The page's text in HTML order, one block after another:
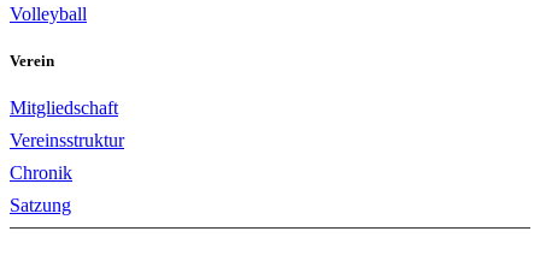
Volleyball
Verein
Mitgliedschaft
Vereinsstruktur
Chronik
Satzung